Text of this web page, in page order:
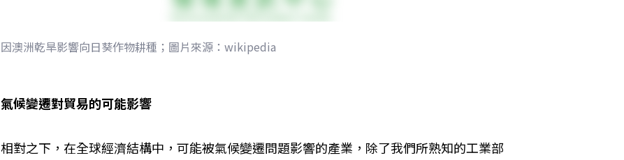
因澳洲乾旱影響向日葵作物耕種；圖片來源：wikipedia
氣候變遷對貿易的可能影響
相對之下，在全球經濟結構中，可能被氣候變遷問題影響的產業，除了我們所熟知的工業部